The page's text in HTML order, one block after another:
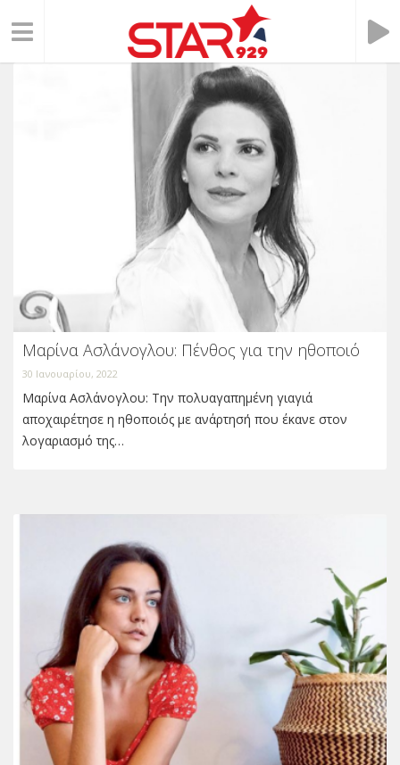
Μαρίνα Ασλάνογλου: Πένθος για την ηθοποιό
30 Ιανουαρίου, 2022
Μαρίνα Ασλάνογλου: Την πολυαγαπημένη γιαγιά
αποχαιρέτησε η ηθοποιός με ανάρτησή που έκανε στον
λογαριασμό της…